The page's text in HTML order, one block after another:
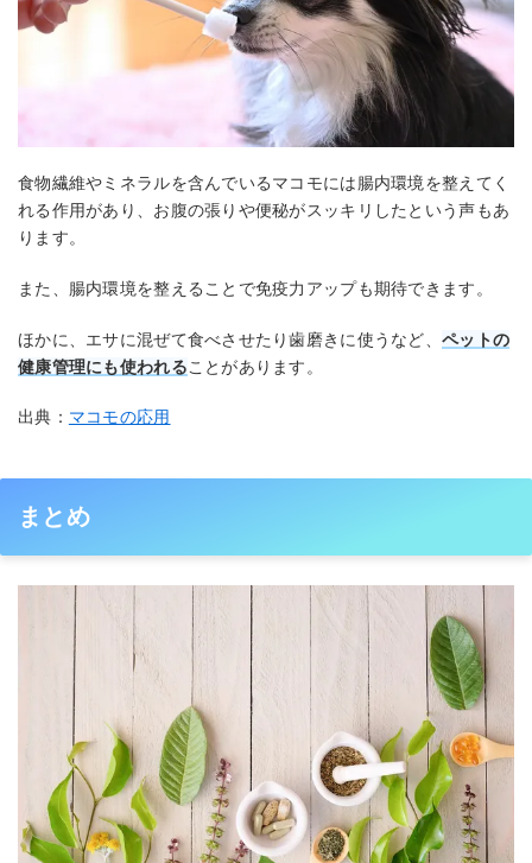
食物繊維やミネラルを含んでいるマコモには腸内環境を整えてく
れる作用があり、お腹の張りや便秘がスッキリしたという声もあ
ります。
また、腸内環境を整えることで免疫力アップも期待できます。
ほかに、エサに混ぜて食べさせたり歯磨きに使うなど、 ペットの
健康管理にも使われることがあります。
出典： マコモの応用
まとめ